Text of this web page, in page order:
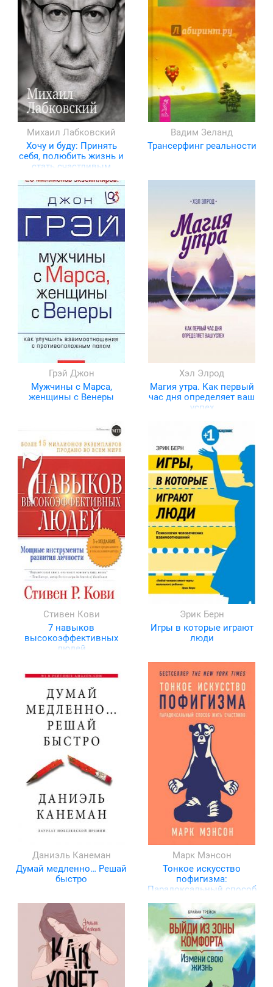
Михаил Лабковский
Хочу и буду: Принять
себя, полюбить жизнь и
стать счастливым
Вадим Зеланд
Трансерфинг реальности
Грэй Джон
Мужчины с Марса,
женщины с Венеры
Хэл Элрод
Магия утра. Как первый
час дня определяет ваш
успех
Стивен Кови
7 навыков
высокоэффективных
людей
Эрик Берн
Игры в которые играют
люди
Даниэль Канеман
Думай медленно… Решай
быстро
Марк Мэнсон
Тонкое искусство
пофигизма:
Парадоксальный способ